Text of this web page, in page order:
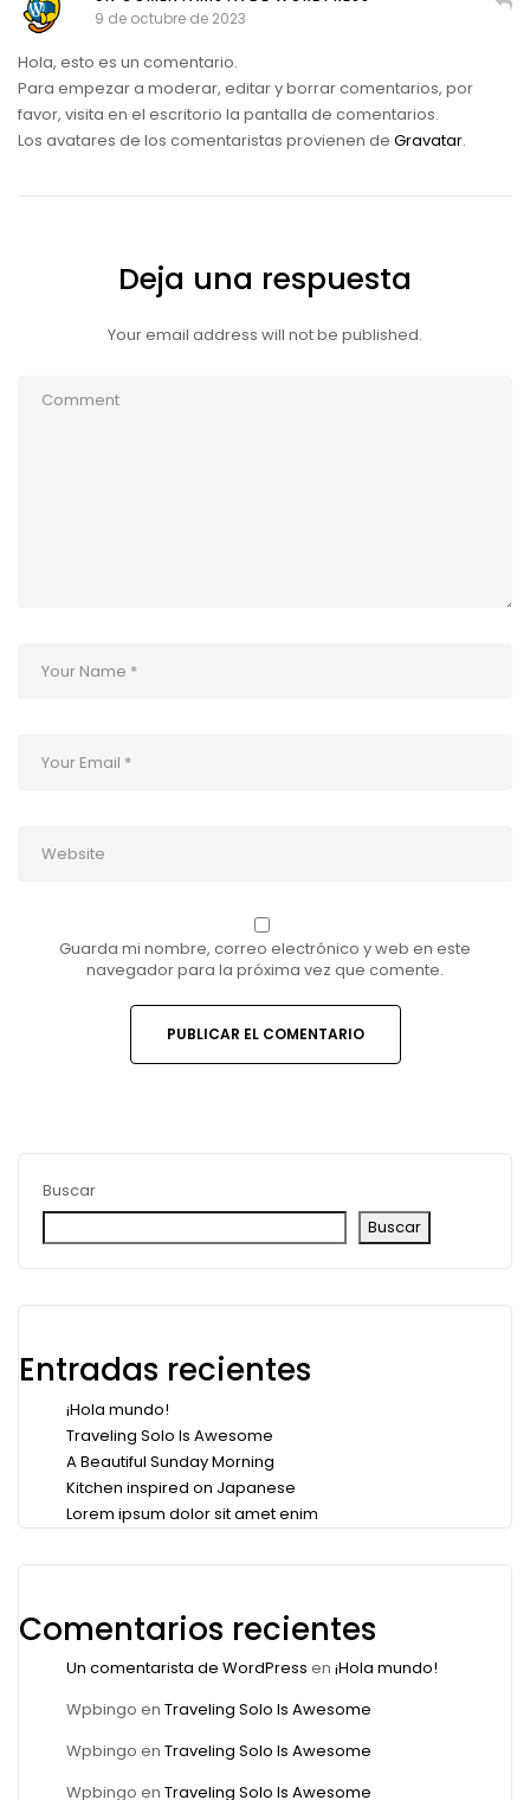
Buscar
Buscar
Entradas recientes
¡Hola mundo!
Traveling Solo Is Awesome
A Beautiful Sunday Morning
Kitchen inspired on Japanese
Lorem ipsum dolor sit amet enim
Comentarios recientes
Un comentarista de WordPress en ¡Hola mundo!
Wpbingo en Traveling Solo Is Awesome
Wpbingo en Traveling Solo Is Awesome
Wpbingo en Traveling Solo Is Awesome
9 de octubre de 2023
Hola, esto es un comentario.
Para empezar a moderar, editar y borrar comentarios, por
favor, visita en el escritorio la pantalla de comentarios.
Los avatares de los comentaristas provienen de Gravatar.
Deja una respuesta
Your email address will not be published.
Guarda mi nombre, correo electrónico y web en este
navegador para la próxima vez que comente.